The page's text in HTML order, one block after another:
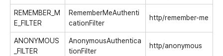
REMEMBER_M
E_FILTER
RememberMeAuthenti
cationFilter
http/remember-me
ANONYMOUS
_FILTER
AnonymousAuthentica
tionFilter
http/anonymous